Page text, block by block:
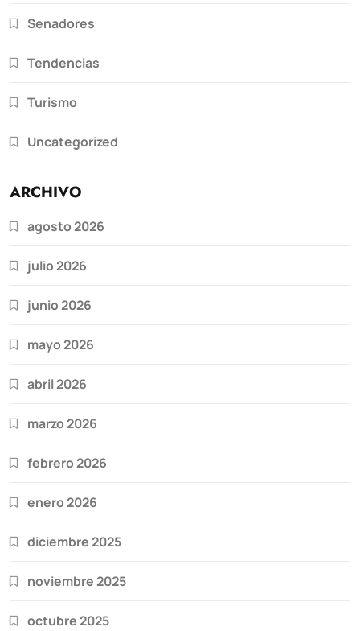
Senadores
Tendencias
Turismo
Uncategorized
ARCHIVO
agosto 2026
julio 2026
junio 2026
mayo 2026
abril 2026
marzo 2026
febrero 2026
enero 2026
diciembre 2025
noviembre 2025
octubre 2025